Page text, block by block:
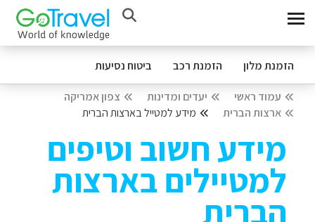
הזמנת מלון הזמנת רכב ביטוח נסיעות
עמוד ראשי יעדים ומדינות
צפון אמריקה
ארצות הברית
מידע למטייל בארצות הברית
מידע חשוב וטיפים
למטיילים בארצות
הברית